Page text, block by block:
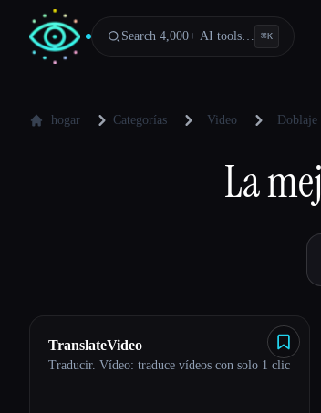
Search 4,000+ AI tools… ⌘K
hogar Categorías Video
La
TranslateVideo
Traducir. Vídeo: traduce vídeos con solo 1 clic